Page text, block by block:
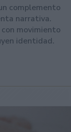
complemento
narrativa.
movimiento
identidad.